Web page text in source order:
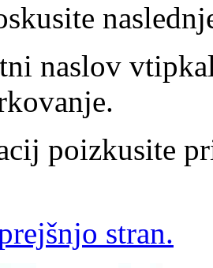
naslov
poizkusite
stran.